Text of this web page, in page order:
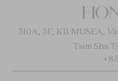
510A, 5F, K11 MUSEA,
Tsim Sha